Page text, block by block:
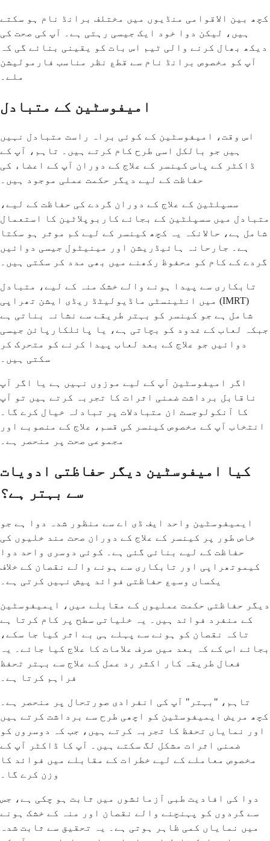
کچھ بین الاقوامی منڈیوں میں مختلف برانڈ نام ہو سکتے
ہیں، لیکن دوا خود ایک جیسی رہتی ہے۔ آپ کی صحت کی
دیکھ بھال کرنے والی ٹیم اس بات کو یقینی بنائے گی کہ
آپ کو مخصوص برانڈ نام سے قطع نظر مناسب فارمولیشن
ملے۔
امیفوسٹین کے متبادل
اس وقت، امیفوسٹین کے کوئی براہ راست متبادل نہیں
ہیں جو بالکل اسی طرح کام کرتے ہیں۔ تاہم، آپ کے
ڈاکٹر کے پاس کینسر کے علاج کے دوران آپ کے اعضاء کی
حفاظت کے لیے دیگر حکمت عملی موجود ہیں۔
سسپلٹین کے علاج کے دوران گردے کی حفاظت کے لیے،
متبادل میں سسپلٹین کے بجائے کاربوپلاٹین کا استعمال
شامل ہے، حالانکہ یہ کچھ کینسر کے لیے کم موثر ہو سکتا
ہے۔ جارحانہ ہائیڈریشن اور مینیٹول جیسی دوائیں
گردے کے کام کو محفوظ رکھنے میں بھی مدد کر سکتی ہیں۔
تابکاری سے پیدا ہونے والے خشک منہ کے لیے، متبادل
میں انٹینسٹی ماڈیولیٹڈ ریڈی ایشن تھراپی (IMRT)
شامل ہے جو کینسر کو بہتر طریقے سے نشانہ بناتی ہے
جبکہ لعاب کے غدود کو بچاتی ہے، یا پائلکارپائن جیسی
دوائیں جو علاج کے بعد لعاب پیدا کرنے کو متحرک کر
سکتی ہیں۔
اگر امیفوسٹین آپ کے لیے موزوں نہیں ہے یا اگر آپ
ناقابل برداشت ضمنی اثرات کا تجربہ کرتے ہیں تو آپ
کا آنکولوجسٹ ان متبادلات پر تبادلہ خیال کرے گا۔
انتخاب آپ کے مخصوص کینسر کی قسم، علاج کے منصوبے اور
مجموعی صحت پر منحصر ہے۔
کیا امیفوسٹین دیگر حفاظتی ادویات
سے بہتر ہے؟
ایمیفوسٹین واحد ایف ڈی اے سے منظور شدہ دوا ہے جو
خاص طور پر کینسر کے علاج کے دوران صحت مند خلیوں کی
حفاظت کے لیے بنائی گئی ہے۔ کوئی دوسری واحد دوا
کیموتھراپی اور تابکاری سے ہونے والے نقصان کے خلاف
یکساں وسیع حفاظتی فوائد پیش نہیں کرتی ہے۔
دیگر حفاظتی حکمت عملیوں کے مقابلے میں، ایمیفوسٹین
کے منفرد فوائد ہیں۔ یہ خلیاتی سطح پر کام کرتا ہے
تاکہ نقصان کو ہونے سے پہلے ہی بے اثر کیا جا سکے،
بجائے اس کے کہ بعد میں صرف علامات کا علاج کیا جائے۔ یہ
فعال طریقہ کار اکثر رد عمل کے علاج سے بہتر تحفظ
فراہم کرتا ہے۔
تاہم، "بہتر" آپ کی انفرادی صورتحال پر منحصر ہے۔
کچھ مریض ایمیفوسٹین کو اچھی طرح سے برداشت کرتے ہیں
اور نمایاں تحفظ کا تجربہ کرتے ہیں، جب کہ دوسروں کو
ضمنی اثرات مشکل لگ سکتے ہیں۔ آپ کا ڈاکٹر آپ کے
مخصوص معاملے کے لیے خطرات کے مقابلے میں فوائد کا
وزن کرے گا۔
دوا کی افادیت طبی آزمائشوں میں ثابت ہو چکی ہے، جس
سے گردوں کو پہنچنے والے نقصان اور منہ کے خشک ہونے
میں نمایاں کمی ظاہر ہوتی ہے۔ یہ تحقیق سے ثابت شدہ